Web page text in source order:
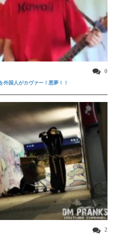
0
外国人がカヴァー！悪夢！！
2